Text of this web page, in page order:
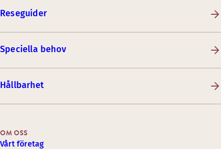
Reseguider
Speciella behov
Hållbarhet
OM OSS
Vårt företag